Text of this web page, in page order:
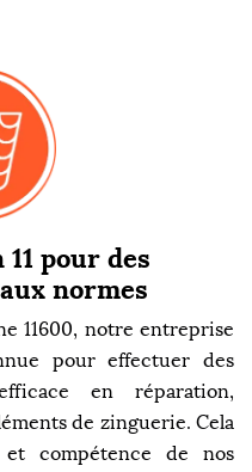
pour des
normes
11600, notre entreprise
pour effectuer des
en réparation,
de zinguerie. Cela
et compétence de nos